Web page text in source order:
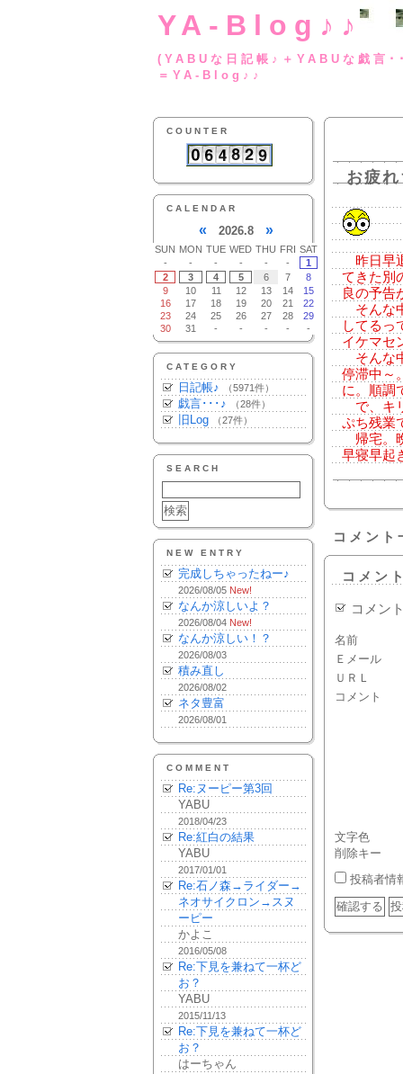
YA-Blog♪♪
(YABUな日記帳♪
＝YA-Blog♪♪
COUNTER
CALENDAR
« 2026.8 »
SUN MON TUE WED THU FRI SAT
-
- - - - -
1
2
3 4 5 6 7
8
9
10 11 12 13 14
15
16
17 18 19 20 21
22
23
24 25 26 27 28
29
30
31 - - - - -
CATEGORY
日記帳♪ （5971件）
戯言･･･♪ （28件）
旧Log （27件）
SEARCH
NEW ENTRY
完成しちゃったねー♪
2026/08/05 New!
なんか涼しいよ？
2026/08/04 New!
なんか涼しい！？
2026/08/03
積み直し
2026/08/02
ネタ豊富
2026/08/01
COMMENT
Re:ヌーピー第3回
YABU
2018/04/23
Re:紅白の結果
YABU
2017/01/01
Re:石ノ森→ライダー→
ネオサイクロン→スヌ
ーピー
かよこ
2016/05/08
Re:下見を兼ねて一杯ど
お？
YABU
2015/11/13
Re:下見を兼ねて一杯ど
お？
はーちゃん
お疲
昨日早
てきた別
良の予告
そんな
してるっ
イケマセ
そんな
停滞中～
に。順調
で、キ
ぷち残業
帰宅。
早寝早起
コメント
コメン
コメン
名前
Ｅメール
ＵＲＬ
コメント
文字色
削除キー
投稿者情